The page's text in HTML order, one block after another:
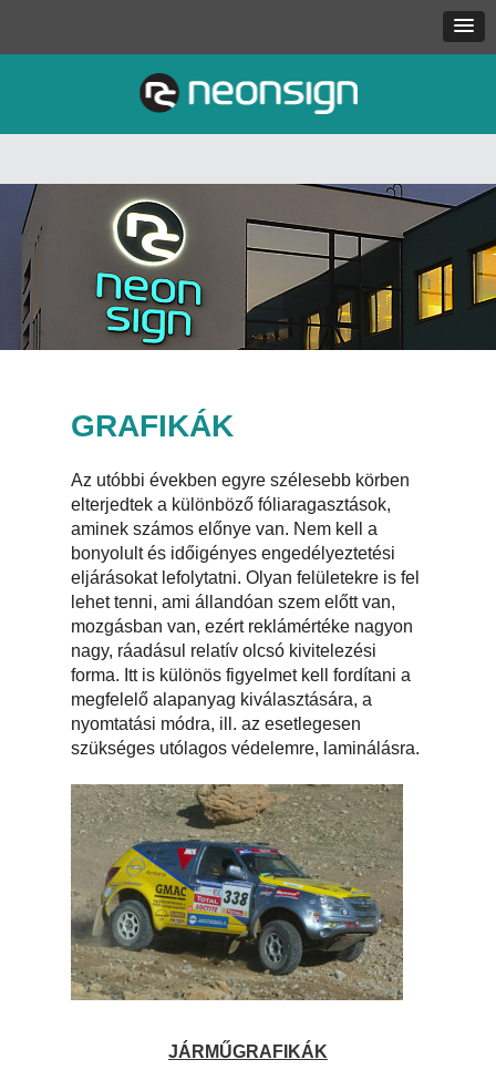
GRAFIKÁK
Az utóbbi években egyre szélesebb körben
elterjedtek a különböző fóliaragasztások,
aminek számos előnye van. Nem kell a
bonyolult és időigényes engedélyeztetési
eljárásokat lefolytatni. Olyan felületekre is fel
lehet tenni, ami állandóan szem előtt van,
mozgásban van, ezért reklámértéke nagyon
nagy, ráadásul relatív olcsó kivitelezési
forma. Itt is különös figyelmet kell fordítani a
megfelelő alapanyag kiválasztására, a
nyomtatási módra, ill. az esetlegesen
szükséges utólagos védelemre, laminálásra.
JÁRMŰGRAFIKÁK